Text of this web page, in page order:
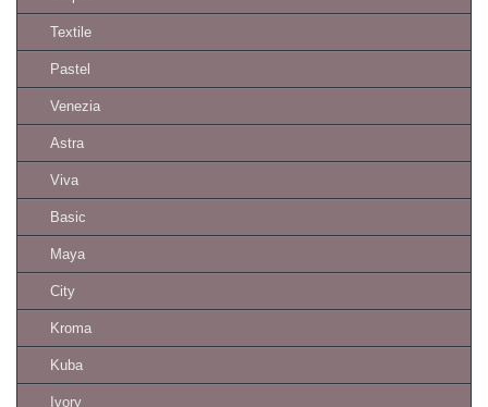
Textile
Pastel
Venezia
Astra
Viva
Basic
Maya
City
Kroma
Kuba
Ivory